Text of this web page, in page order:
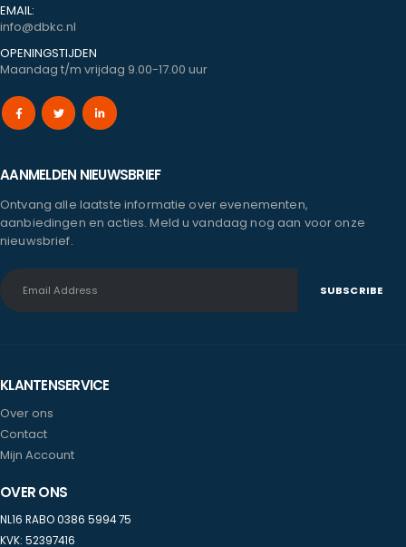
EMAIL:
info@dbkc.nl
OPENINGSTIJDEN
Maandag t/m vrijdag 9.00-17.00 uur
AANMELDEN NIEUWSBRIEF
Ontvang alle laatste informatie over evenementen,
aanbiedingen en acties. Meld u vandaag nog aan voor onze
nieuwsbrief.
KLANTENSERVICE
Over ons
Contact
Mijn Account
OVER ONS
NL16 RABO 0386 5994 75
KVK: 52397416